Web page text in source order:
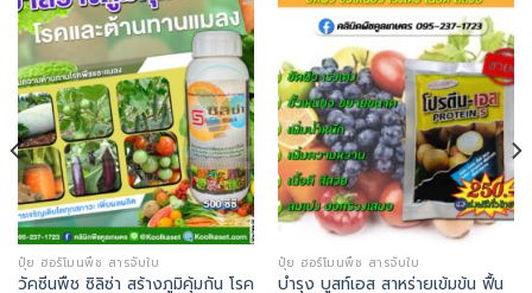
ปุ๋ย ฮอร์โมนพืช สารจับใบ
วัคซีนพืช ซิลิซ่า สร้างภูมิคุ้มกัน โรค
ปุ๋ย ฮอร์โมนพืช สารจับใบ
บำรุง บูสท์เอส สาหร่ายเข้มข้น ฟื้น